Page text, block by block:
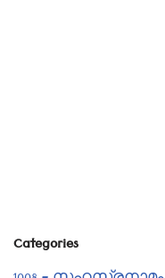
Categories